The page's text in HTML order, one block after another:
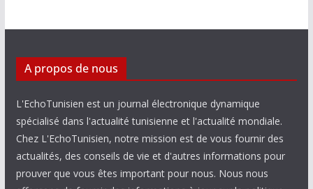
A propos de nous
L'EchoTunisien est un journal électronique dynamique
spécialisé dans l'actualité tunisienne et l'actualité mondiale.
Chez L'EchoTunisien, notre mission est de vous fournir des
actualités, des conseils de vie et d'autres informations pour
prouver que vous êtes important pour nous. Nous nous